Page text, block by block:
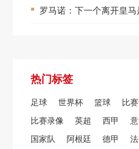
■ 罗马诺：下一个离开皇马是马斯坦托诺，紫百合在
热门标签
足球 世界杯 篮球 比
比赛录像
英超 西甲
国家队
阿根廷 德甲